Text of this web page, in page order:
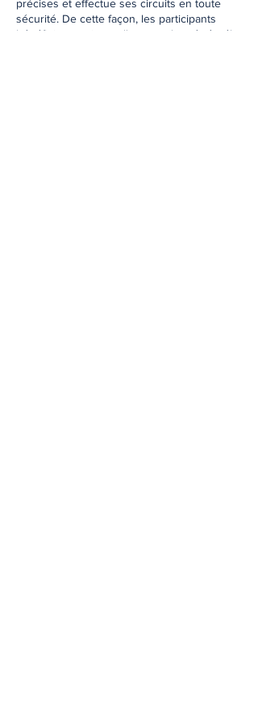
précises et effectue ses circuits en toute
sécurité. De cette façon, les participants
bénéficient toujours d'une randonnée à vélo